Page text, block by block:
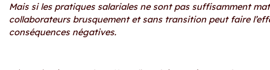
Mais si les pratiques salariales ne sont pas suffisamment
collaborateurs brusquement et sans transition peut faire
conséquences négatives.